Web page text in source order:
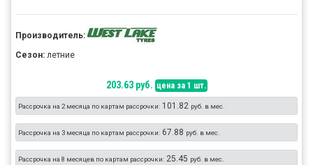
Производитель:
Сезон: летние
203.63 руб. цена за 1 шт.
Рассрочка на 2 месяца по картам рассрочки: 101.82 руб. в мес.
Рассрочка на 3 месяца по картам рассрочки: 67.88 руб. в мес.
Рассрочка на 8 месяцев по картам рассрочки: 25.45 руб. в мес.